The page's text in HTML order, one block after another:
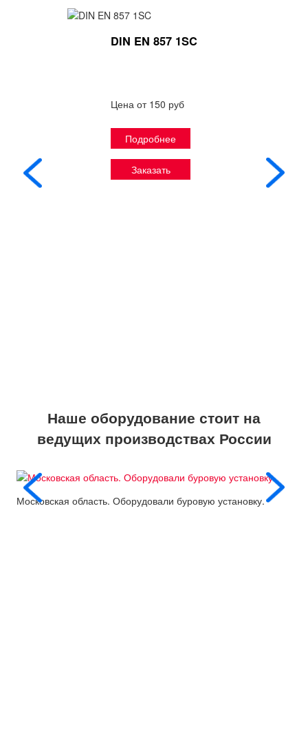
DIN EN 857 1SC
Цена от 150 руб
Подробнее
Заказать
Наше оборудование стоит на
ведущих производствах России
Московская область. Оборудовали буровую установку.